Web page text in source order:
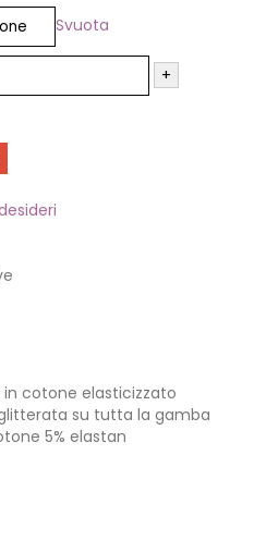
Svuota
+
cotone elasticizzato
su tutta la gamba
5% elastan